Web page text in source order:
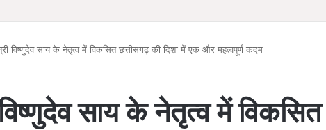
विष्णुदेव साय के नेतृत्व में विकसित छत्तीसगढ़ की दिशा में एक और महत्वपूर्ण कदम
साय के नेतृत्व में विकसित